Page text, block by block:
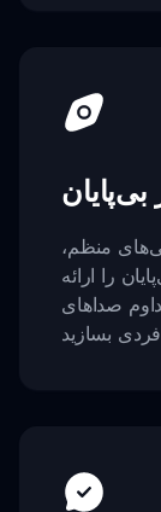
بی‌پایان
منظم،
را ارائه
صداهای